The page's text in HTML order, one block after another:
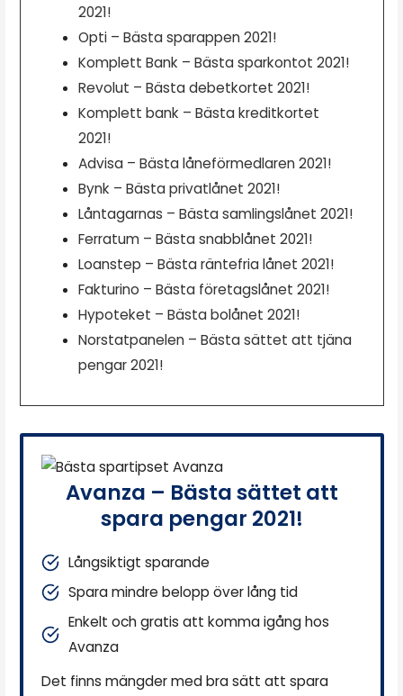
2021!
Opti – Bästa sparappen 2021!
Komplett Bank – Bästa sparkontot 2021!
Revolut – Bästa debetkortet 2021!
Komplett bank – Bästa kreditkortet
2021!
Advisa – Bästa låneförmedlaren 2021!
Bynk – Bästa privatlånet 2021!
Låntagarnas – Bästa samlingslånet 2021!
Ferratum – Bästa snabblånet 2021!
Loanstep – Bästa räntefria lånet 2021!
Fakturino – Bästa företagslånet 2021!
Hypoteket – Bästa bolånet 2021!
Norstatpanelen – Bästa sättet att tjäna
pengar 2021!
Avanza – Bästa sättet att
spara pengar 2021!
Långsiktigt sparande
Spara mindre belopp över lång tid
Enkelt och gratis att komma igång hos
Avanza
Det finns mängder med bra sätt att spara